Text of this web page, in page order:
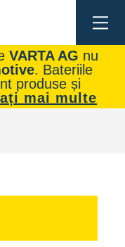
VARTA AG nu
. Bateriile
produse și
mai multe